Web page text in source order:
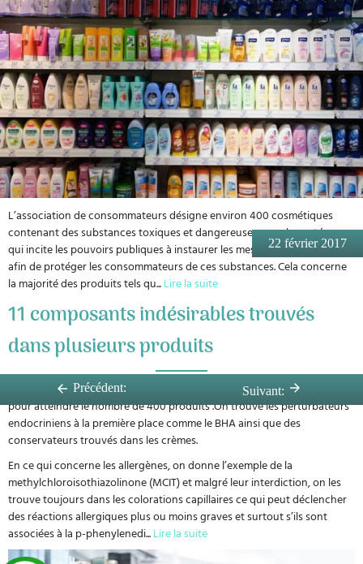
22 février 2017
Précédent: Suivant:
L’association de consommateurs désigne environ 400 cosmétiques
contenant des substances toxiques et dangereuses pour la santé, ce
qui incite les pouvoirs publiques à instaurer les mesures nécessaires
afin de protéger les consommateurs de ces substances. Cela concerne
la majorité des produits tels qu...Lire la suite
11 composants indésirables trouvés
dans plusieurs produits
Ces substances ont été recherchées dans les produits cosmétiques
pour atteindre le nombre de 400 produits .On trouve les perturbateurs
endocriniens à la première place comme le BHA ainsi que des
conservateurs trouvés dans les crèmes.
En ce qui concerne les allergènes, on donne l’exemple de la
methylchloroisothiazolinone (MCIT) et malgré leur interdiction, on les
trouve toujours dans les colorations capillaires ce qui peut déclencher
des réactions allergiques plus ou moins graves et surtout s’ils sont
associées à la p-phenylenedi...Lire la suite